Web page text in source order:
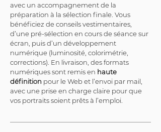
avec un accompagnement de la
préparation à la sélection finale. Vous
bénéficiez de conseils vestimentaires,
d’une pré-sélection en cours de séance sur
écran, puis d’un développement
numérique (luminosité, colorimétrie,
corrections). En livraison, des formats
numériques sont remis en haute
définition pour le Web et l’envoi par mail,
avec une prise en charge claire pour que
vos portraits soient prêts à l’emploi.